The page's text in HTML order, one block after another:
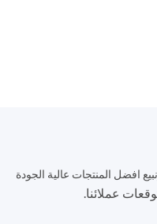
افضل المنتجات عالية الجودة
عملائنا.